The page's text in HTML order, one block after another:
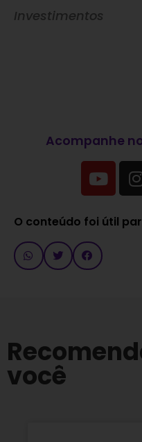
Investimentos
Acompanhe
O conteúdo foi útil
você